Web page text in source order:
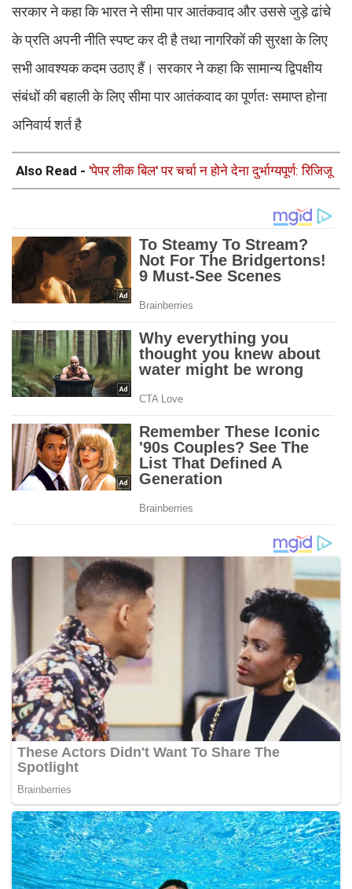
सरकार ने कहा कि भारत ने सीमा पार आतंकवाद और उससे जुड़े ढांचे
के प्रति अपनी नीति स्पष्ट कर दी है तथा नागरिकों की सुरक्षा के लिए
सभी आवश्यक कदम उठाए हैं। सरकार ने कहा कि सामान्य द्विपक्षीय
संबंधों की बहाली के लिए सीमा पार आतंकवाद का पूर्णतः समाप्त होना
अनिवार्य शर्त है
Also Read - 'पेपर लीक बिल' पर चर्चा न होने देना दुर्भाग्यपूर्ण: रिजिजू